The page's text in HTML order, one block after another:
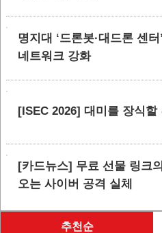
명지대 ‘드론봇·대드론 센
네트워크 강화
[ISEC 2026] 대미를 장식
[카드뉴스] 무료 선물 링크
오는 사이버 공격 실체
추천순